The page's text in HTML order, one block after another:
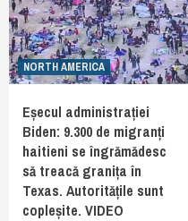
NORTH AMERICA
Eșecul administrației
Biden: 9.300 de migranți
haitieni se îngrămădesc
să treacă granița în
Texas. Autoritățile sunt
copleșite. VIDEO